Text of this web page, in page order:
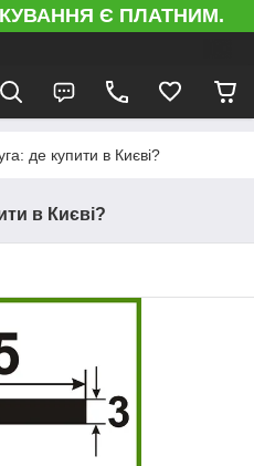
Є ПЛАТНИМ.
де купити в Києві?
в Києві?